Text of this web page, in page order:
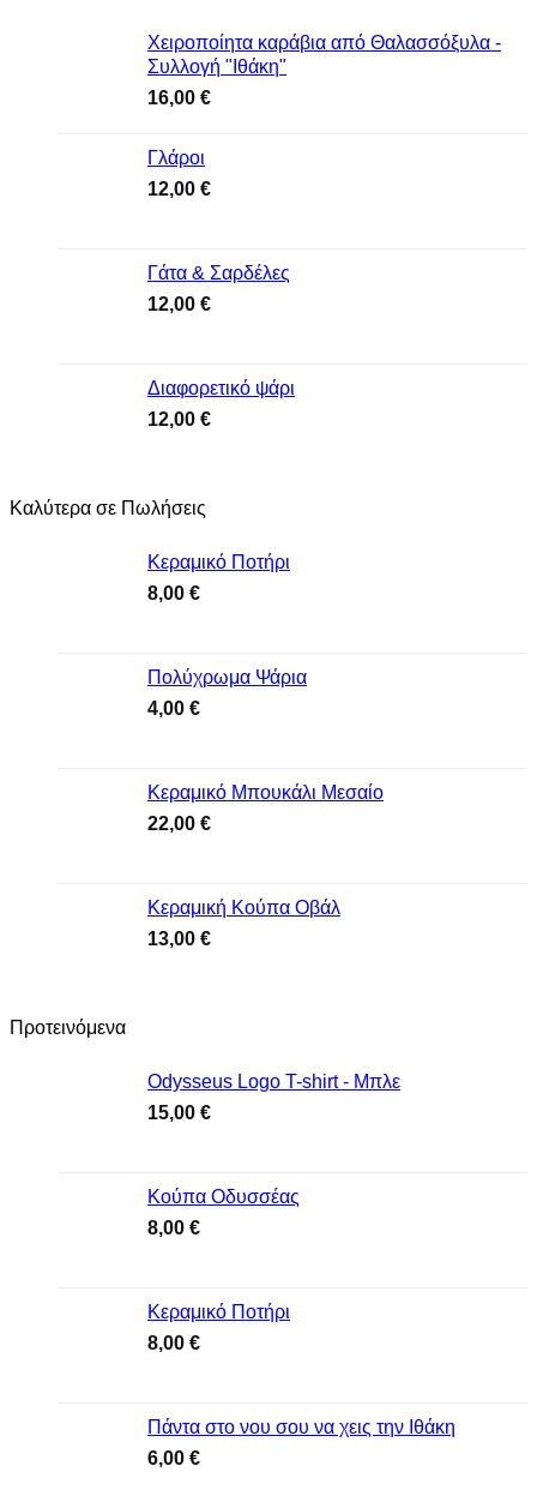
Χειροποίητα καράβια από Θαλασσόξυλα -
Συλλογή "Ιθάκη"
16,00 €
Γλάροι
12,00 €
Γάτα & Σαρδέλες
12,00 €
Διαφορετικό ψάρι
12,00 €
Καλύτερα σε Πωλήσεις
Κεραμικό Ποτήρι
8,00 €
Πολύχρωμα Ψάρια
4,00 €
Κεραμικό Μπουκάλι Μεσαίο
22,00 €
Κεραμική Κούπα Οβάλ
13,00 €
Προτεινόμενα
Odysseus Logo T-shirt - Μπλε
15,00 €
Κούπα Οδυσσέας
8,00 €
Κεραμικό Ποτήρι
8,00 €
Πάντα στο νου σου να χεις την Ιθάκη
6,00 €